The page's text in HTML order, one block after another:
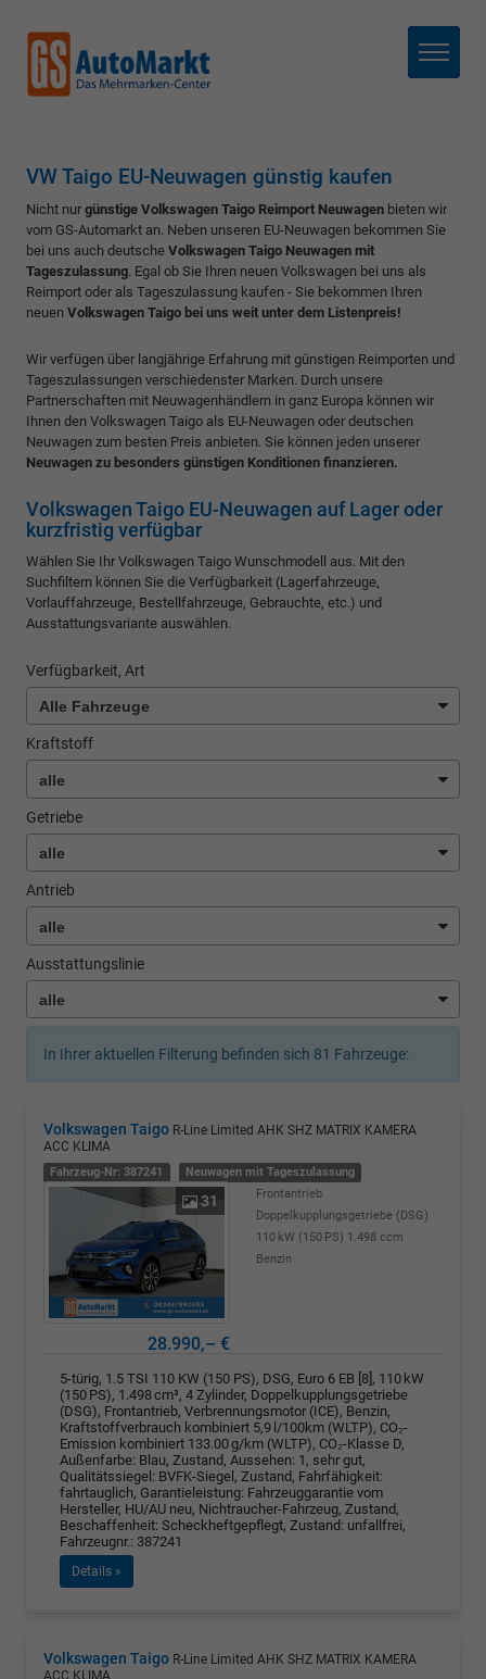
Menü
VW Taigo EU-Neuwagen günstig kaufen
Nicht nur günstige Volkswagen Taigo Reimport Neuwagen bieten wir
vom GS-Automarkt an. Neben unseren EU-Neuwagen bekommen Sie
bei uns auch deutsche Volkswagen Taigo Neuwagen mit
Tageszulassung. Egal ob Sie Ihren neuen Volkswagen bei uns als
Reimport oder als Tageszulassung kaufen - Sie bekommen Ihren
neuen Volkswagen Taigo bei uns weit unter dem Listenpreis!
Wir verfügen über langjährige Erfahrung mit günstigen Reimporten und
Tageszulassungen verschiedenster Marken. Durch unsere
Partnerschaften mit Neuwagenhändlern in ganz Europa können wir
Ihnen den Volkswagen Taigo als EU-Neuwagen oder deutschen
Neuwagen zum besten Preis anbieten. Sie können jeden unserer
Neuwagen zu besonders günstigen Konditionen finanzieren.
Volkswagen Taigo EU-Neuwagen auf Lager oder
kurzfristig verfügbar
Wählen Sie Ihr Volkswagen Taigo Wunschmodell aus. Mit den
Suchfiltern können Sie die Verfügbarkeit (Lagerfahrzeuge,
Vorlauffahrzeuge, Bestellfahrzeuge, Gebrauchte, etc.) und
Ausstattungsvariante auswählen.
Verfügbarkeit, Art
Kraftstoff
Getriebe
Antrieb
Ausstattungslinie
In Ihrer aktuellen Filterung befinden sich 81 Fahrzeuge:
Volkswagen Taigo R-Line Limited AHK SHZ MATRIX KAMERA
ACC KLIMA
Fahrzeug-Nr: 387241 Neuwagen mit Tageszulassung
31
Frontantrieb
Doppelkupplungsgetriebe (DSG)
110 kW (150 PS) 1.498 ccm
Benzin
28.990,– €
5-türig, 1.5 TSI 110 KW (150 PS), DSG, Euro 6 EB [8], 110 kW
(150 PS), 1.498 cm³, 4 Zylinder, Doppelkupplungsgetriebe
(DSG), Frontantrieb, Verbrennungsmotor (ICE), Benzin,
Kraftstoffverbrauch kombiniert 5,9 l/100km (WLTP), CO₂-
Emission kombiniert 133.00 g/km (WLTP), CO₂-Klasse D,
Außenfarbe: Blau, Zustand, Aussehen: 1, sehr gut,
Qualitätssiegel: BVFK-Siegel, Zustand, Fahrfähigkeit:
fahrtauglich, Garantieleistung: Fahrzeuggarantie vom
Hersteller, HU/AU neu, Nichtraucher-Fahrzeug, Zustand,
Beschaffenheit: Scheckheftgepflegt, Zustand: unfallfrei,
Fahrzeugnr.: 387241
Details »
Volkswagen Taigo R-Line Limited AHK SHZ MATRIX KAMERA